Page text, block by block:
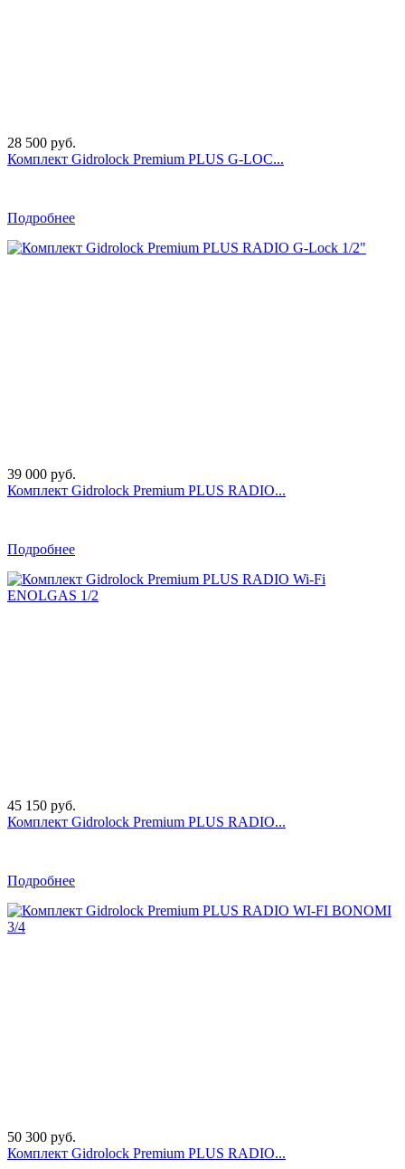
28 500 руб.
Комплект Gidrоlock Premium PLUS G-LOC...
Подробнее
39 000 руб.
Комплект Gidrоlock Premium PLUS RADIO...
Подробнее
45 150 руб.
Комплект Gidrоlock Premium PLUS RADIO...
Подробнее
50 300 руб.
Комплект Gidrоlock Premium PLUS RADIO...